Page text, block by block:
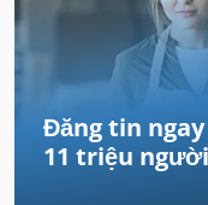
Đăng tin
11 triệu